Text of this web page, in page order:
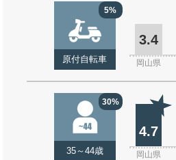
5%
原付自転車
3.4
岡山県
30%
35～44歳
4.7
岡山県